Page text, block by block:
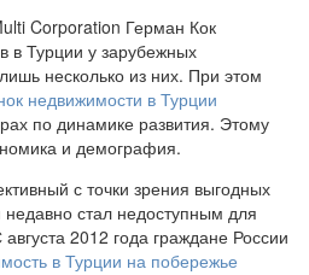
Corporation Герман Кок
в Турции у зарубежных
несколько из них. При этом
недвижимости в Турции
по динамике развития. Этому
и демография.
с точки зрения выгодных
стал недоступным для
2012 года граждане России
в Турции на побережье